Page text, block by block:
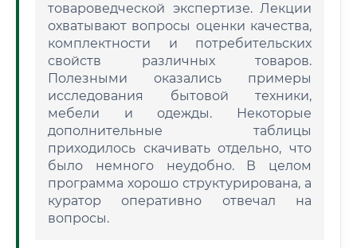
товароведческой экспертизе. Лекции
охватывают вопросы оценки качества,
комплектности и потребительских
свойств различных товаров.
Полезными оказались примеры
исследования бытовой техники,
мебели и одежды. Некоторые
дополнительные таблицы
приходилось скачивать отдельно, что
было немного неудобно. В целом
программа хорошо структурирована, а
куратор оперативно отвечал на
вопросы.